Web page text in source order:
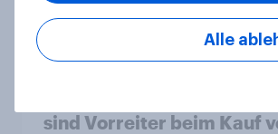
sind Vorreiter beim Kauf
Alle